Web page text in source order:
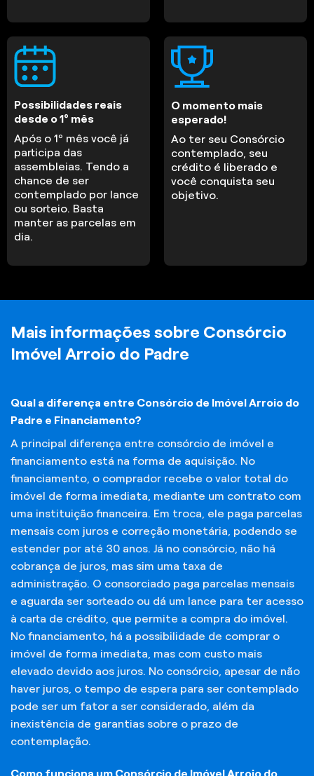
Possibilidades reais
desde o 1º mês
Após o 1º mês você já
participa das
assembleias. Tendo a
chance de ser
contemplado por lance
ou sorteio. Basta
manter as parcelas em
dia.
O momento mais
esperado!
Ao ter seu Consórcio
contemplado, seu
crédito é liberado e
você conquista seu
objetivo.
Mais informações sobre Consórcio
Imóvel Arroio do Padre
Qual a diferença entre Consórcio de Imóvel Arroio do
Padre e Financiamento?
A principal diferença entre consórcio de imóvel e
financiamento está na forma de aquisição. No
financiamento, o comprador recebe o valor total do
imóvel de forma imediata, mediante um contrato com
uma instituição financeira. Em troca, ele paga parcelas
mensais com juros e correção monetária, podendo se
estender por até 30 anos. Já no consórcio, não há
cobrança de juros, mas sim uma taxa de
administração. O consorciado paga parcelas mensais
e aguarda ser sorteado ou dá um lance para ter acesso
à carta de crédito, que permite a compra do imóvel.
No financiamento, há a possibilidade de comprar o
imóvel de forma imediata, mas com custo mais
elevado devido aos juros. No consórcio, apesar de não
haver juros, o tempo de espera para ser contemplado
pode ser um fator a ser considerado, além da
inexistência de garantias sobre o prazo de
contemplação.